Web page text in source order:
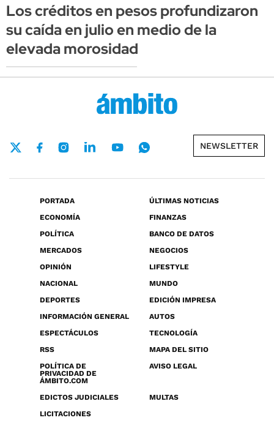
Los créditos en pesos profundizaron
su caída en julio en medio de la
elevada morosidad
NEWSLETTER
PORTADA
ÚLTIMAS NOTICIAS
ECONOMÍA
FINANZAS
POLÍTICA
BANCO DE DATOS
MERCADOS
NEGOCIOS
OPINIÓN
LIFESTYLE
NACIONAL
MUNDO
DEPORTES
EDICIÓN IMPRESA
INFORMACIÓN GENERAL
AUTOS
ESPECTÁCULOS
TECNOLOGÍA
RSS
MAPA DEL SITIO
POLÍTICA DE
PRIVACIDAD DE
ÁMBITO.COM
AVISO LEGAL
EDICTOS JUDICIALES
MULTAS
LICITACIONES